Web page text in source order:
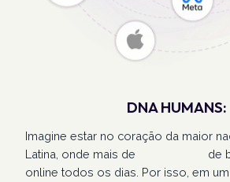
DNA HUMANS:
Imagine estar no coração da maior
Latina, onde mais de
de
online todos os dias. Por isso, em